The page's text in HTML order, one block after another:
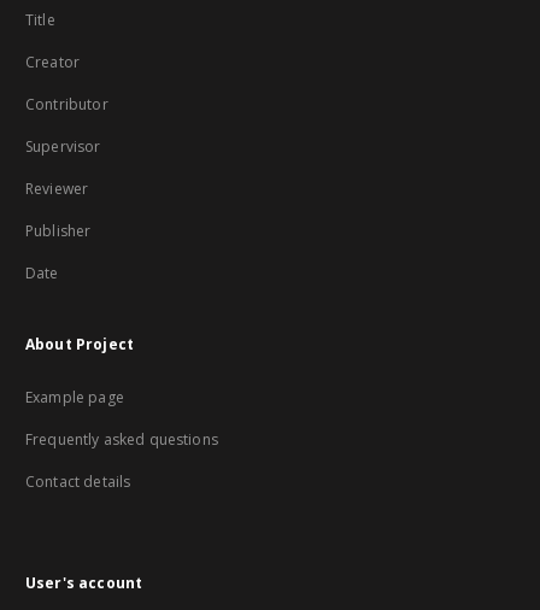
Title
Creator
Contributor
Supervisor
Reviewer
Publisher
Date
About Project
Example page
Frequently asked questions
Contact details
User's account